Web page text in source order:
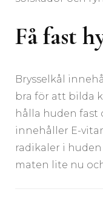
Få fast
Brysselkål
bra för att bilda
hålla huden fast
innehåller E-
radikaler i
maten lite nu